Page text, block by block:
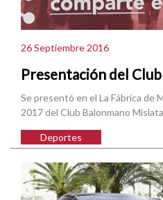
26 Septiembre 2016
Presentación del
Se presentó en el La Fábrica de
2017 del Club Balonmano Mislata
Deportes